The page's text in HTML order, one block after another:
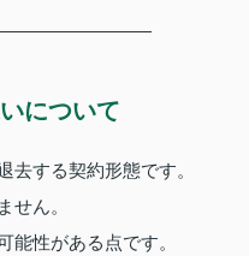
について
する契約形態です。
せん。
性がある点です。